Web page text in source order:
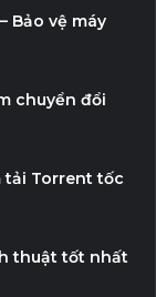
Bảo vệ máy
chuyển đổi
tải Torrent tốc
thuật tốt nhất